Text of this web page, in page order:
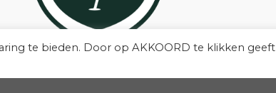
te bieden. Door op AKKOORD te klikken geeft